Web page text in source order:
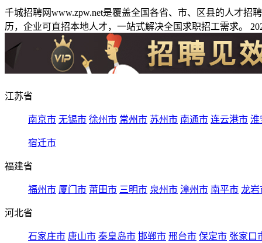
千城招聘网www.zpw.net是覆盖全国各省、市、区县的人才
历，企业可直招本地人才，一站式解决全国求职招工需求。
江苏省
南京市 无锡市 徐州市 常州市 苏州市 南通市 连云港市 淮
宿迁市
福建省
福州市 厦门市 莆田市 三明市 泉州市 漳州市 南平市 龙岩
河北省
石家庄市 唐山市 秦皇岛市 邯郸市 邢台市 保定市 张家口